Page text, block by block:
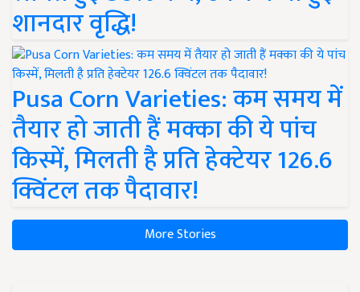
शानदार वृद्धि!
Pusa Corn Varieties: कम समय में
तैयार हो जाती हैं मक्का की ये पांच
किस्में, मिलती है प्रति हेक्टेयर 126.6
क्विंटल तक पैदावार!
More Stories